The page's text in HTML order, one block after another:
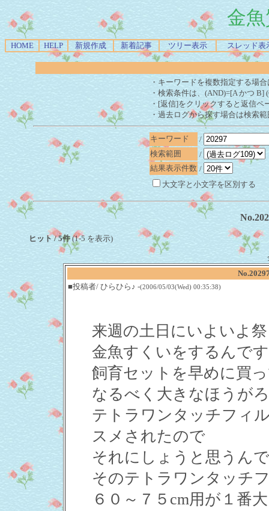
金
HOME HELP 新規作成 新着記事 ツリー表示 スレッド表
・キーワードを複数指定する場
・検索条件は、(AND)=[A かつ
・[返信]をクリックすると返信
・過去ログから探す場合は検索
キーワード
/
検索範囲
/
結果表示件数 /
大文字と小文字を区別する
ヒット / 5件 (1-5 を表示)
■投稿者/ ひらひら♪ -(2006/05/03(Wed) 00:35:38)
来週の土日にいよいよ
金魚すくいをするんで
飼育セットを早めに買
なるべく大きなほうが
テトラワンタッチフィ
スメされたので
それにしょうと思うん
そのテトラワンタッチ
６０～７５cm用が１番